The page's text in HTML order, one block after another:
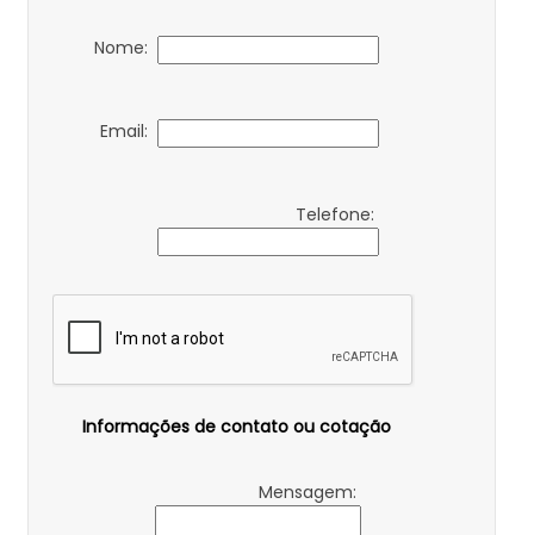
Nome:
Email:
Telefone:
Informações de contato ou cotação
Mensagem: